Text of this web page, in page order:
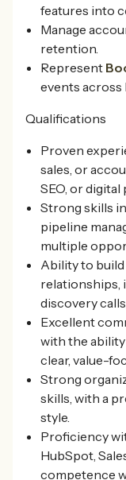
features into
Manage
retention.
Represent
events across
Qualifications
Proven
sales, or
SEO, or
Strong skills
pipeline
multiple
Ability to
relationships,
discovery
Excellent
with the
clear, value-
Strong
skills, with a
style.
Proficiency
HubSpot,
competence